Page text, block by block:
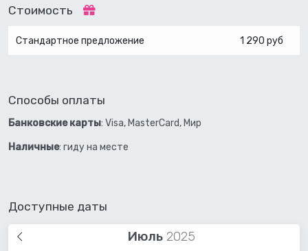
Стоимость
Стандартное предложение 1 290 руб
Способы оплаты
Банковские карты: Visa, MasterCard, Мир
Наличные: гиду на месте
Доступные даты
Июль